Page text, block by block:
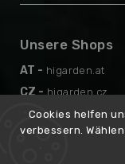
Cookies helfen
verbessern.
Unsere Shops
AT - higarden.at
CZ - higarden.cz
EN - higarden.eu
PL - higarden.pl